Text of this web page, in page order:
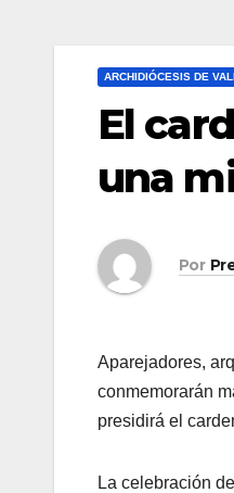
ARCHIDIÓCESIS DE
El
una
Por
Aparejadores,
conmemorarán
presidirá el
La celebración